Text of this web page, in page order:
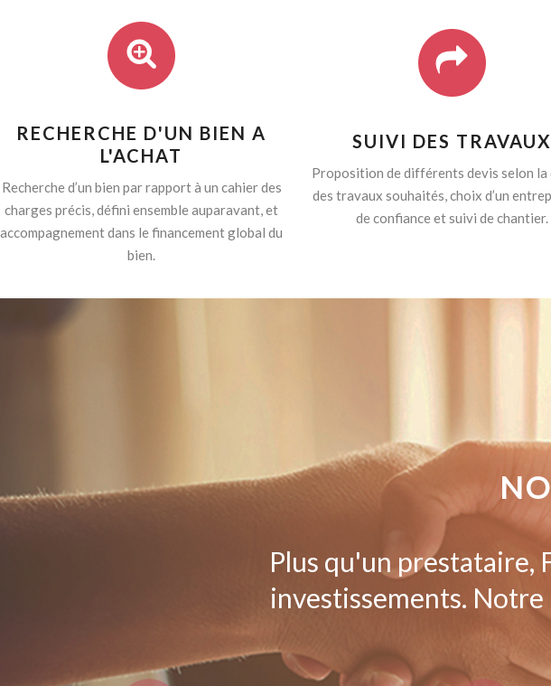
RECHERCHE D'UN BIEN A
L'ACHAT
Recherche d’un bien par rapport à un cahier des
charges précis, défini ensemble auparavant, et
accompagnement dans le financement global du
bien.
SUIVI DES TRAVAUX
Proposition de différents devis selon la
des travaux souhaités, choix d’un
de confiance et suivi de chantier.
Plus qu'un prestataire,
investissements.